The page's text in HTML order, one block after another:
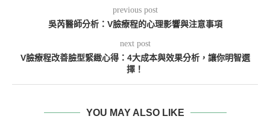
previous post
吳芮醫師分析：V臉療程的心理影響與注意事項
next post
V臉療程改善臉型緊緻心得：4大成本與效果分析，讓你明智選
擇！
YOU MAY ALSO LIKE